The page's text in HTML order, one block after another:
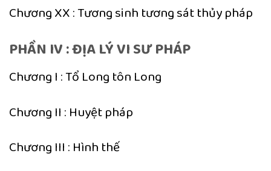
Chương XX : Tương sinh tương sát thủy pháp
PHẦN IV : ĐỊA LÝ VI SƯ PHÁP
Chương I : Tổ Long tôn Long
Chương II : Huyệt pháp
Chương III : Hình thế